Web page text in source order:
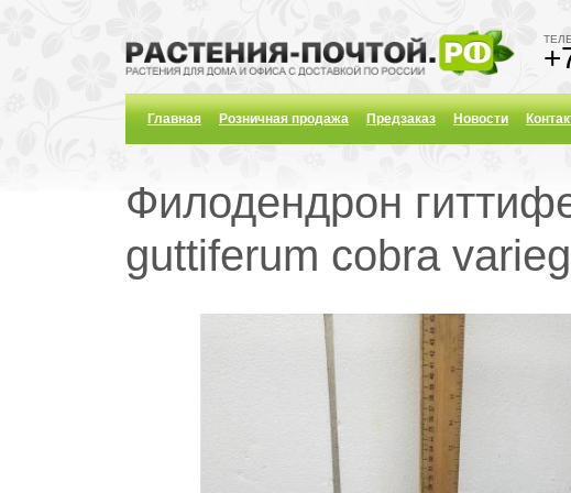
Главная Розничная продажа Предзаказ Новости
Филодендрон
guttiferum cobra